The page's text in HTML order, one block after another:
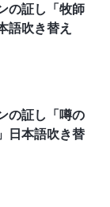
の証し「牧師
語吹き替え
の証し「噂の
日本語吹き替